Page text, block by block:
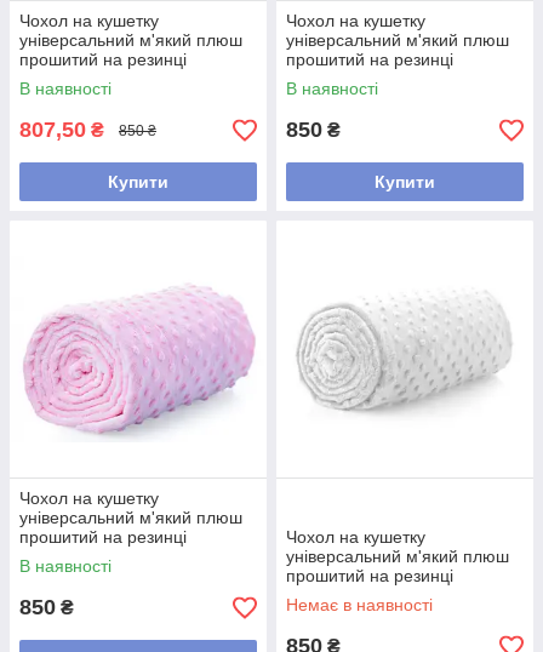
Чохол на кушетку
універсальний м'який плюш
прошитий на резинці
В наявності
807,50 ₴ 850 ₴
Купити
Чохол на кушетку
універсальний м'який плюш
прошитий на резинці
В наявності
850 ₴
Купити
Чохол на кушетку
універсальний м'який плюш
прошитий на резинці
В наявності
850 ₴
Чохол на кушетку
універсальний м'який плюш
прошитий на резинці
Немає в наявності
850 ₴